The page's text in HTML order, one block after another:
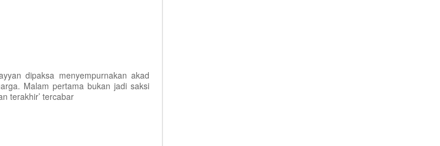
dipaksa menyempurnakan akad
Malam pertama bukan jadi saksi
terakhir’ tercabar